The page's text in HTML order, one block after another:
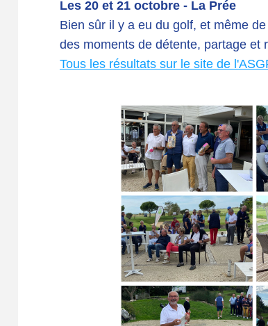
Les 20 et 21 octobre - La Prée
Bien sûr il y a eu du golf, et même
des moments de détente, partage et
Tous les résultats sur le site de